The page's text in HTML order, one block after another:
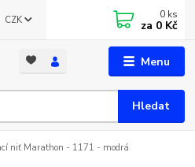
Menu
CZK
Hledat
0 ks
za 0 Kč
niť Marathon - 1171 - modrá